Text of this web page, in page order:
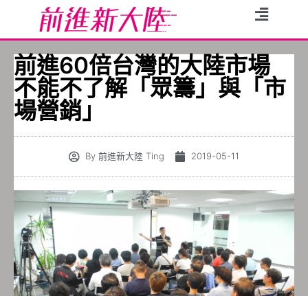
前進60倍台灣的大陸市場
不能不了解「眾籌」與「市
場營銷」
By 前進新大陸 Ting 2019-05-11